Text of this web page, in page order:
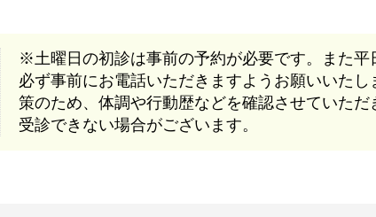
※土曜日の初診は事前の予約が必要です。また平
必ず事前にお電話いただきますようお願いいた
策のため、体調や行動歴などを確認させていた
受診できない場合がございます。